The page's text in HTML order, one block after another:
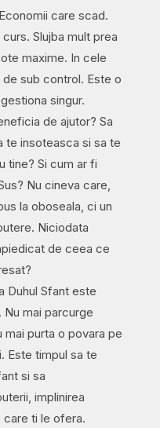
care scad.
Slujba mult prea
maxime. In cele
sub control. Este o
singur.
de ajutor? Sa
te insoteasca si sa te
tine? Si cum ar fi
Nu cineva care,
la oboseala, ci un
Niciodata
de ceea ce
Duhul Sfant este
mai parcurge
mai purta o povara pe
Este timpul sa te
si sa
implinirea
care ti le ofera.